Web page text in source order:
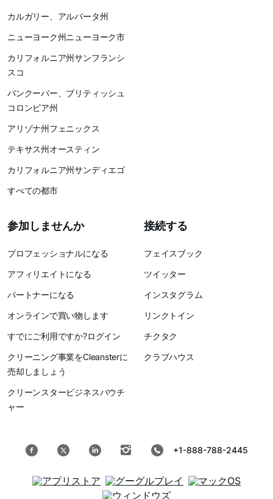
カルガリー、アルバータ州
ニューヨーク州ニューヨーク市
カリフォルニア州サンフランシ
スコ
バンクーバー、ブリティッシュ
コロンビア州
アリゾナ州フェニックス
テキサス州オースティン
カリフォルニア州サンディエゴ
すべての都市
参加しませんか
プロフェッショナルになる
アフィリエイトになる
パートナーになる
オンラインで買い物します
すでにご利用ですか?ログイン
クリーニング事業をCleansterに
売却しましょう
クリーンスタービジネスバウチ
ャー
接続する
フェイスブック
ツイッター
インスタグラム
リンクトイン
チクタク
クラブハウス
+1-888-788-2445